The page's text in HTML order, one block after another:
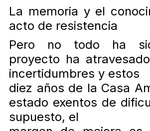
La memoria y el
acto de resistencia
Pero no todo ha
proyecto ha
incertidumbres y estos
diez años de la Casa
estado exentos de
supuesto, el